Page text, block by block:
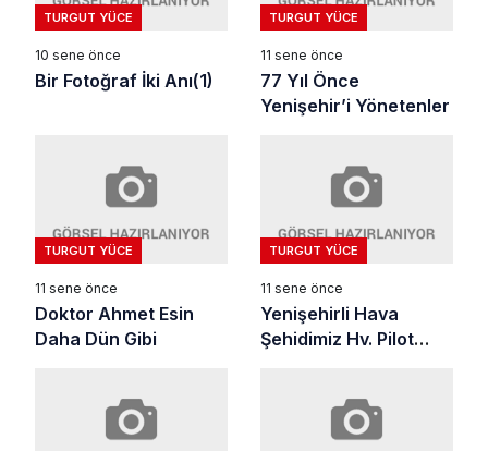
TURGUT YÜCE
10 sene önce
Bir Fotoğraf İki Anı(1)
TURGUT YÜCE
11 sene önce
77 Yıl Önce
Yenişehir’i Yönetenler
TURGUT YÜCE
11 sene önce
Doktor Ahmet Esin
Daha Dün Gibi
TURGUT YÜCE
11 sene önce
Yenişehirli Hava
Şehidimiz Hv. Pilot